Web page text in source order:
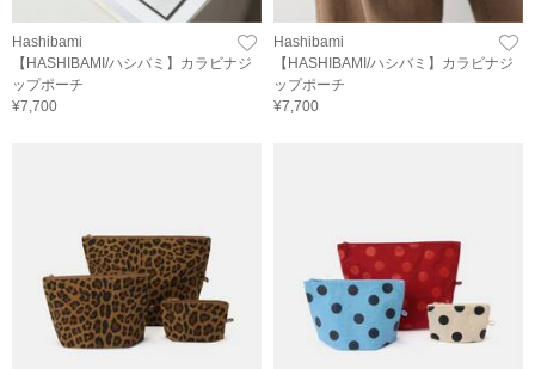
Hashibami
【HASHIBAMI/ハシバミ】カラビナジ
ップポーチ
¥7,700
Hashibami
【HASHIBAMI/ハシバミ】カラビナジ
ップポーチ
¥7,700